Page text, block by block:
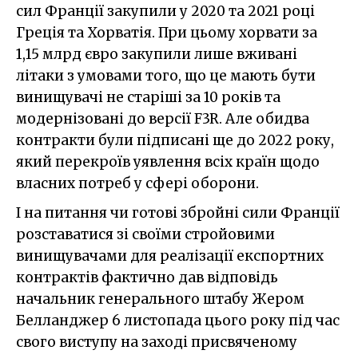
сил Франції закупили у 2020 та 2021 році
Греція та Хорватія. При цьому хорвати за
1,15 млрд євро закупили лише вживані
літаки з умовами того, що це мають бути
винищувачі не старіші за 10 років та
модернізовані до версії F3R. Але обидва
контракти були підписані ще до 2022 року,
який перекроїв уявлення всіх країн щодо
власних потреб у сфері оборони.
І на питання чи готові збройні сили Франції
розставатися зі своїми стройовими
винищувачами для реалізації експортних
контрактів фактично дав відповідь
начальник генерального штабу Жером
Белланджер 6 листопада цього року під час
свого виступу на заході присвяченому